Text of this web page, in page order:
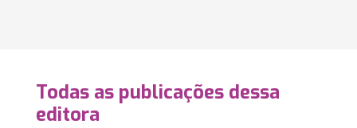
Todas as publicações dessa
editora